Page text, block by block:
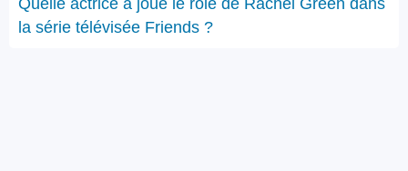
Quelle actrice a joué le rôle de Rachel Green dans
la série télévisée Friends ?